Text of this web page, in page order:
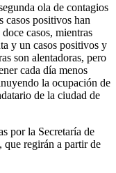
ola de contagios
casos positivos han
casos, mientras
y un casos positivos y
son alentadoras, pero
cada día menos
la ocupación de
de la ciudad de
por la Secretaría de
que regirán a partir de